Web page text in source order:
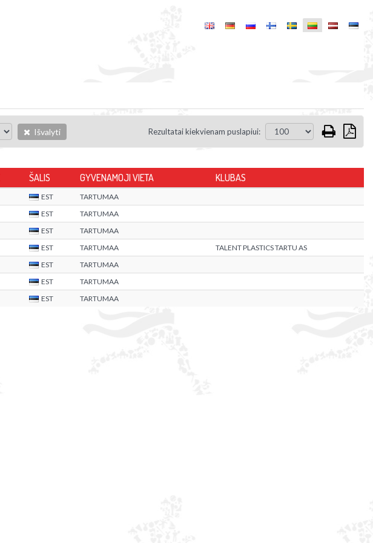
Išvalyti Rezultatai kiekvienam puslapiui:
ŠALIS GYVENAMOJI VIETA KLUBAS
EST
TARTUMAA
EST
TARTUMAA
EST
TARTUMAA
EST TARTUMAA
TALENT PLASTICS TARTU AS
EST
TARTUMAA
EST
TARTUMAA
EST TARTUMAA